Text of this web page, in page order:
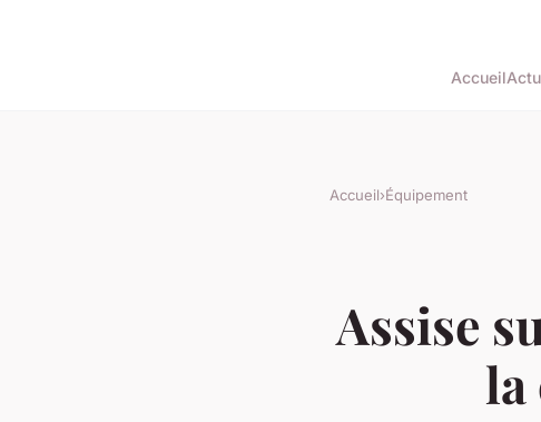
AccueilActu
Accueil›Équipement
Assise
la